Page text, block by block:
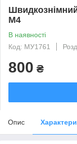
M4
В наявності
Код: МУ1761
800 ₴
Опис